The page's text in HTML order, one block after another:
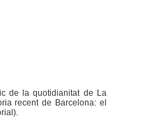
de la quotidianitat de La
recent de Barcelona: el